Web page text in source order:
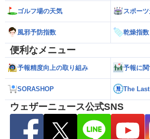
ゴルフ場の天気 スポー
風邪予防指数 乾燥指数
便利なメニュー
予報精度向上の取り組み 予報に
SORASHOP The
ウェザーニュース公式SNS